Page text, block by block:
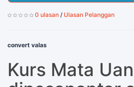
0 ulasan / Ulasan Pelanggan
convert valas
Kurs Mata